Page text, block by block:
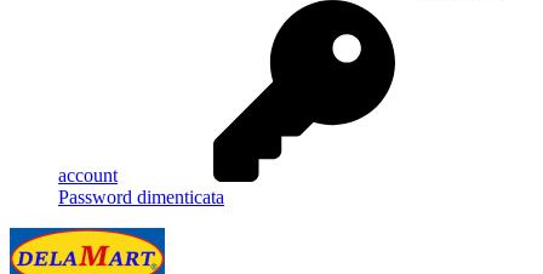
account
Password dimenticata